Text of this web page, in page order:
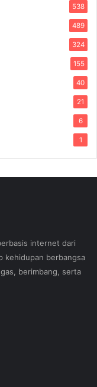
538
489
324
155
40
21
6
1
internet dari
kehidupan berbangsa
berimbang, serta
the opposition and
adjusting, it's difficult